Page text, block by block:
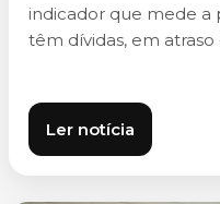
indicador que mede a
têm dívidas, em atraso
Ler notícia